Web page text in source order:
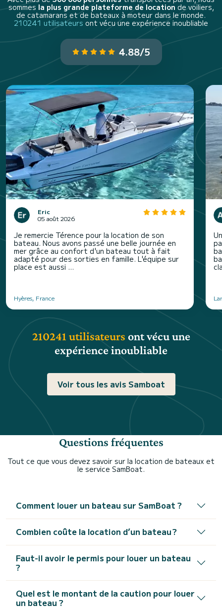
sommes la plus grande plateforme de location de voiliers,
de catamarans et de bateaux à moteur dans le monde.
210241 utilisateurs ont vécu une expérience inoubliable
4.88/5
Eric
05 août 2026
Je remercie Térence pour la location de son
bateau. Nous avons passé une belle journée en
mer grâce au confort d'un bateau tout à fait
adapté pour des sorties en famille. L'équipe sur
place est aussi ...
Hyères, France
210241 utilisateurs ont vécu une
expérience inoubliable
Voir tous les avis Samboat
Questions fréquentes
Tout ce que vous devez savoir sur la location de bateaux et
le service SamBoat.
Comment louer un bateau sur SamBoat ?
Combien coûte la location d’un bateau ?
Faut-il avoir le permis pour louer un bateau
?
Quel est le montant de la caution pour louer
un bateau ?